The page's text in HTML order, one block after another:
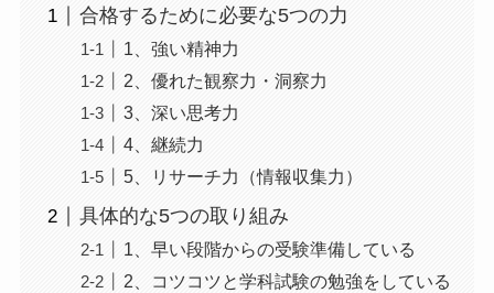
合格するために必要な5つの力
1、強い精神力
2、優れた観察力・洞察力
3、深い思考力
4、継続力
5、リサーチ力（情報収集力）
具体的な5つの取り組み
1、早い段階からの受験準備している
2、コツコツと学科試験の勉強をしている